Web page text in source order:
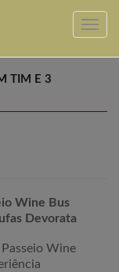
TIM E 3
Wine Bus
Devorata
Wine